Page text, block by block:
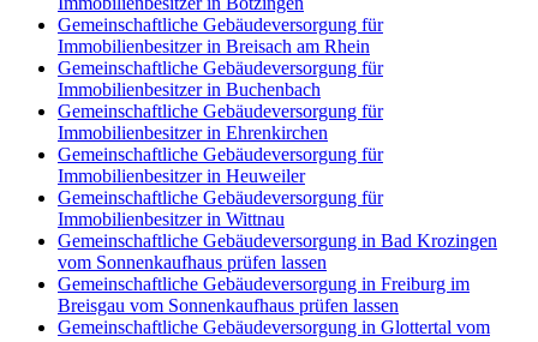
Gemeinschaftliche Gebäudeversorgung für
Immobilienbesitzer in Breisach am Rhein
Gemeinschaftliche Gebäudeversorgung für
Immobilienbesitzer in Buchenbach
Gemeinschaftliche Gebäudeversorgung für
Immobilienbesitzer in Ehrenkirchen
Gemeinschaftliche Gebäudeversorgung für
Immobilienbesitzer in Heuweiler
Gemeinschaftliche Gebäudeversorgung für
Immobilienbesitzer in Wittnau
Gemeinschaftliche Gebäudeversorgung in Bad Krozingen
vom Sonnenkaufhaus prüfen lassen
Gemeinschaftliche Gebäudeversorgung in Freiburg im
Breisgau vom Sonnenkaufhaus prüfen lassen
Gemeinschaftliche Gebäudeversorgung in Glottertal vom